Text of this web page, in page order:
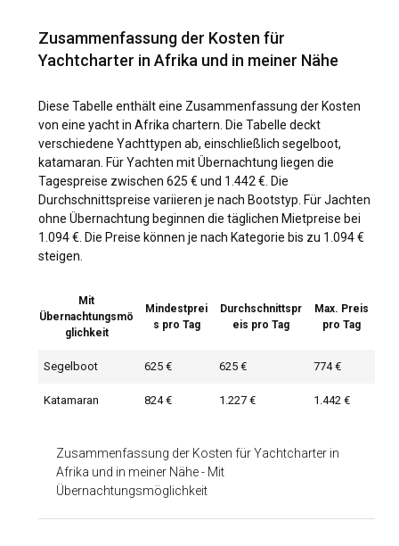
Zusammenfassung der Kosten für
Yachtcharter in Afrika und in meiner Nähe
Diese Tabelle enthält eine Zusammenfassung der Kosten
von eine yacht in Afrika chartern. Die Tabelle deckt
verschiedene Yachttypen ab, einschließlich segelboot,
katamaran. Für Yachten mit Übernachtung liegen die
Tagespreise zwischen 625 € und 1.442 €. Die
Durchschnittspreise variieren je nach Bootstyp. Für Jachten
ohne Übernachtung beginnen die täglichen Mietpreise bei
1.094 €. Die Preise können je nach Kategorie bis zu 1.094 €
steigen.
Zusammenfassung der Kosten für Yachtcharter in
Afrika und in meiner Nähe- Mit
Übernachtungsmöglichkeit
Mit
Übernachtungsmö
glichkeit
Mindestprei
s pro Tag
Durchschnittspr
eis pro Tag
Max. Preis
pro Tag
Segelboot 625 € 625 € 774 €
Katamaran 824 € 1.227 € 1.442 €